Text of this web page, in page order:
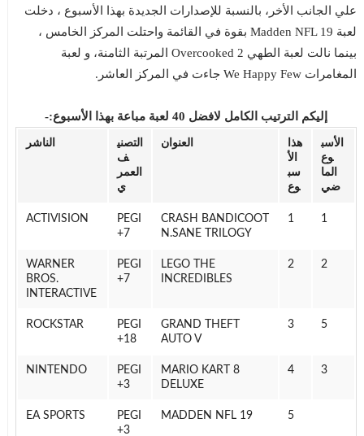
علي الجانب الأخر، بالنسبة للإصدارات الجديدة بهذا الأسبوع ، دخلت
لعبة Madden NFL 19 بقوة في القائمة واحتلت المركز الخامس ،
بينما نالت لعبة الطهي Overcooked 2 المرتبة الثامنة، و لعبة
المغامرات We Happy Few جاءت في المركز العاشر.
إليكم الترتيب الكامل لافضل 40 لعبة مباعة بهذا الأسبوع:-
الأسب
وع
الما
ضي
هذا
الأ
سب
وع
العنوان
التصني
ف
العمر
ي
الناشر
1
1
CRASH BANDICOOT
N.SANE TRILOGY
PEGI
7+
ACTIVISION
2
2
LEGO THE
INCREDIBLES
PEGI
7+
WARNER
BROS.
INTERACTIVE
5
3
GRAND THEFT
AUTO V
PEGI
18+
ROCKSTAR
3
4
MARIO KART 8
DELUXE
PEGI
3+
NINTENDO
5
MADDEN NFL 19
PEGI
3+
EA SPORTS